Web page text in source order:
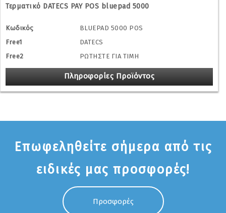
Τερματικό DATECS PAY POS bluepad 5000
Κωδικός
BLUEPAD 5000 POS
Free1
DATECS
Free2
ΡΩΤΗΣΤΕ ΓΙΑ ΤΙΜΗ
Πληροφορίες Προϊόντος
Επωφεληθείτε σήμερα από τις
ειδικές μας προσφορές!
Προσφορές